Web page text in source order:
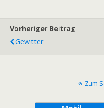
Vorheriger Beitrag
Gewitter
Zum